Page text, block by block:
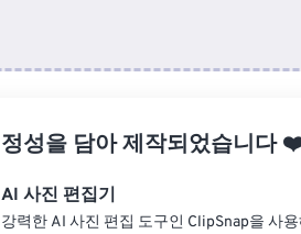
정성을 담아 제작되었습니다
AI 사진 편집기
강력한 AI 사진 편집 도구인 ClipSnap을 사